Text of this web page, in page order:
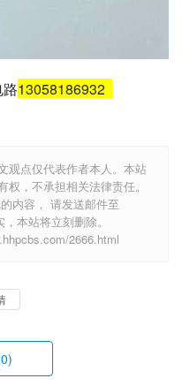
13058186932
观点仅代表作者本人。本站
，不承担相关法律责任。
内容， 请发送邮件至
本站将立刻删除。
2666.html